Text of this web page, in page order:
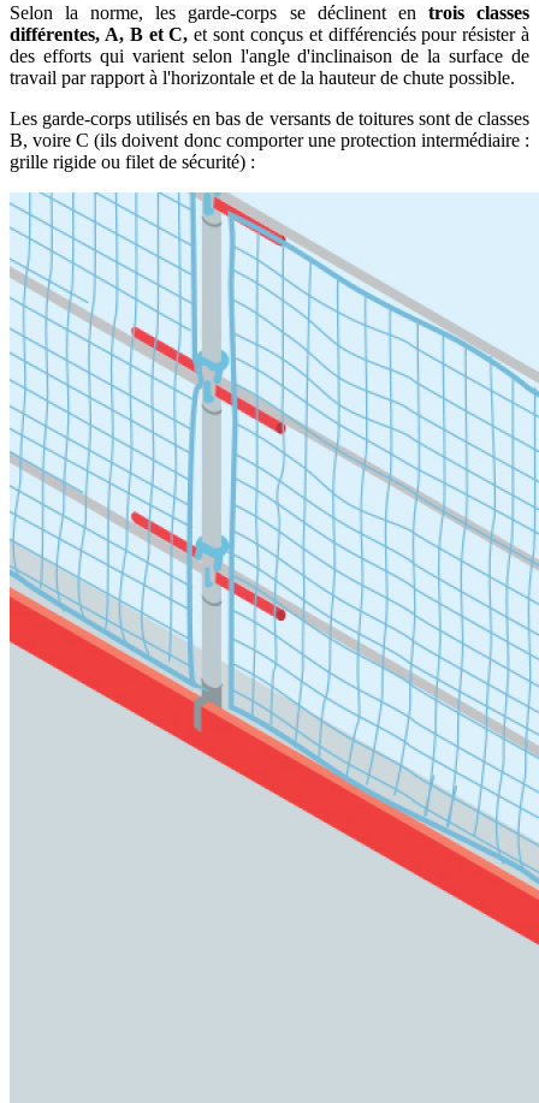
Selon la norme, les garde-corps se déclinent en trois classes
différentes, A, B et C,et sont conçus et différenciés pour résister à
des efforts qui varient selon l'angle d'inclinaison de la surface de
travail par rapport à l'horizontale et de la hauteur de chute possible.
Les garde-corps utilisés en bas de versants de toitures sont de classes
B, voire C (ils doivent donc comporter une protection intermédiaire :
grille rigide ou filet de sécurité) :